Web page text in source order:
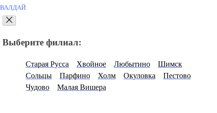
ВАЛДАЙ
Выберите филиал:
Старая Русса Хвойное Любытино
Шимск
Сольцы
Парфино Холм Окуловка
Пестово
Чудово
Малая Вишера